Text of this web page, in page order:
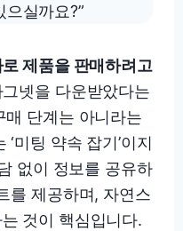
으실까요?”
제품을 판매하려고
넷을 다운받았다는
매 단계는 아니라는
미팅 약속 잡기’이지
없이 정보를 공유하
를 제공하며, 자연스
것이 핵심입니다.